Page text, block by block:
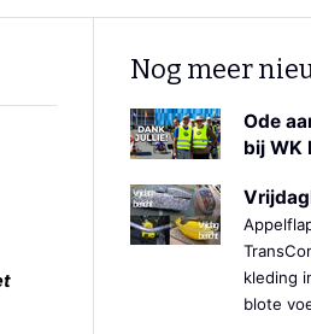
NVHPV
Lokale Fietsverenigingen
EHPVA & EuSupino 🡺
Nog meer
Ode
bij WK
kleding
blote